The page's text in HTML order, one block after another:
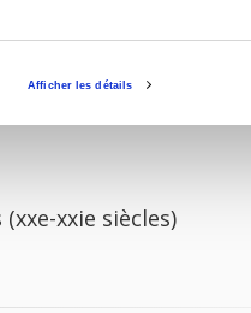
Afficher les détails
xxie siècles)